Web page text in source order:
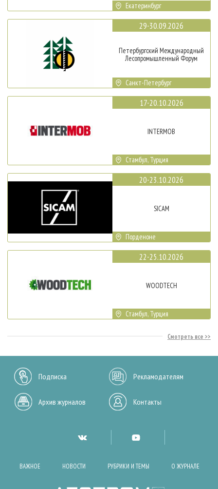
Екатеринбург
29-30.09.2026
Петербургский Международный
Лесопромышленный Форум
Санкт-Петербург
17-20.10.2026
INTERMOB
Стамбул, Турция
20-23.10.2026
SICAM
Порденоне
22-25.10.2026
WOODTECH
Стамбул, Турция
Смотреть все
Подписка Рекламодателям
Архив журналов Контакты
ВАЖНОЕ НОВОСТИ РУБРИКИ И ТЕМЫ О ЖУРНАЛЕ